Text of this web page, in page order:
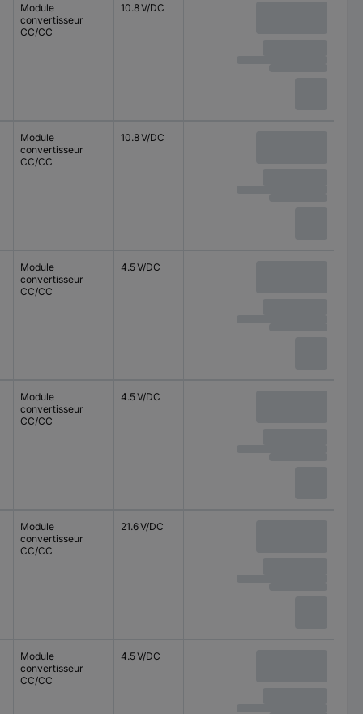
Module
convertisseur
CC/CC
10.8 V/DC
Module
convertisseur
CC/CC
10.8 V/DC
Module
convertisseur
CC/CC
4.5 V/DC
Module
convertisseur
CC/CC
4.5 V/DC
Module
convertisseur
CC/CC
21.6 V/DC
Module
convertisseur
CC/CC
4.5 V/DC